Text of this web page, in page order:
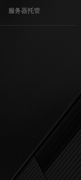
服务器托管